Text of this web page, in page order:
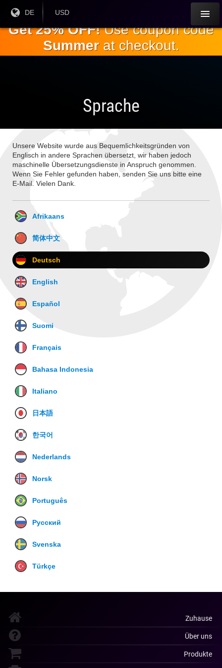
Hauptinhalt
Aktuelle
Sprache:
DE
Aktuelle
USD
Get 25% OFF!Use coupon code
Summerat checkout.
Sprache
Unsere Website wurde aus Bequemlichkeitsgründen von
Englisch in andere Sprachen übersetzt, wir haben jedoch
maschinelle Übersetzungsdienste in Anspruch genommen.
Wenn Sie Fehler gefunden haben, senden Sie uns bitte eine
E-Mail. Vielen Dank.
Afrikaans
简体中文
Deutsch
English
Español
Suomi
Français
Bahasa Indonesia
Italiano
日本語
한국어
Nederlands
Norsk
Português
Русский
Svenska
Türkçe
Zuhause
Über uns
Produkte